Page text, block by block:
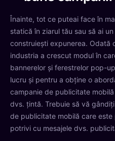
Înainte, tot ce puteai face în
statică în ziarul tău sau să ai
construiești expunerea. Odată
industria a crescut modul în
bannerelor și ferestrelor pop-
lucru și pentru a obține o
campanie de publicitate
dvs. țintă. Trebuie să vă
de publicitate mobilă care
potrivi cu mesajele dvs.